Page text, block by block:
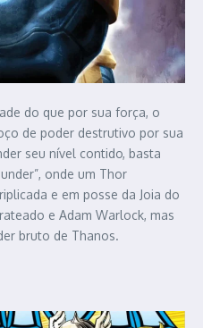
do que por sua força, o
de poder destrutivo por sua
seu nível contido, basta
onde um Thor
e em posse da Joia do
e Adam Warlock, mas
bruto de Thanos.